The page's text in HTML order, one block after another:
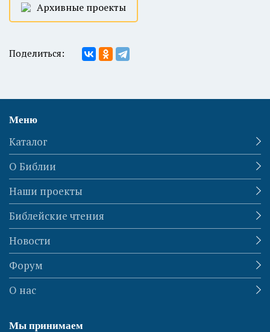
Архивные проекты
Поделиться:
Меню
Каталог
О Библии
Наши проекты
Библейские чтения
Новости
Форум
О нас
Мы принимаем